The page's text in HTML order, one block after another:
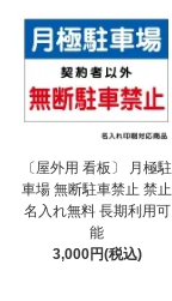
〔屋外用 看板〕 月極駐
車場 無断駐車禁止 禁止
名入れ無料 長期利用可
能
3,000円(税込)